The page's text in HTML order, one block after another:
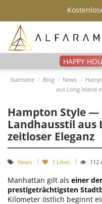
Startseite Blog News
aus Long Island
Hampton Style
Landhausstil aus
zeitloser Eleganz
News 1 Likes 112
Manhattan gilt als einer
prestigeträchtigsten
Kilometer östlich beginnt